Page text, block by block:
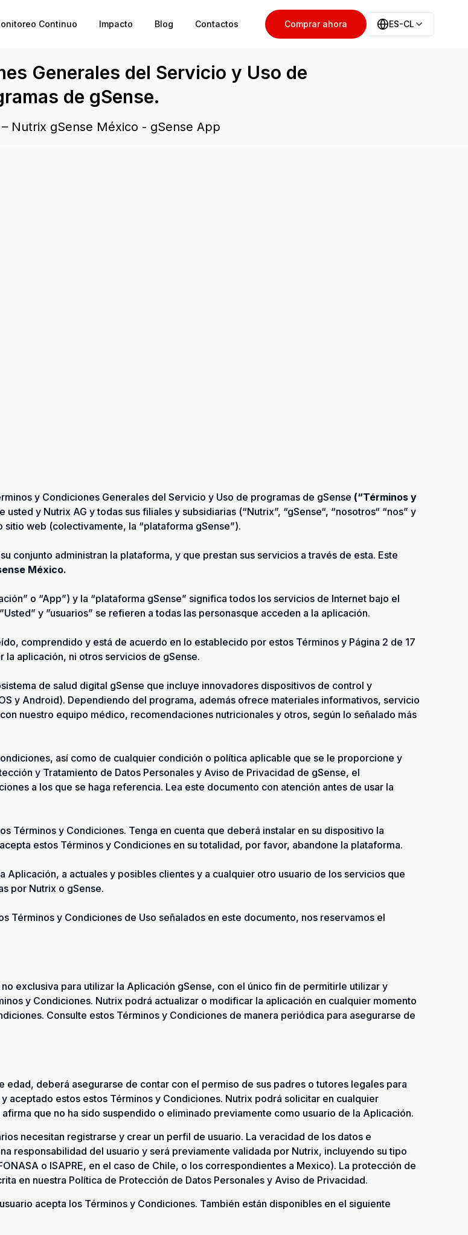
Continuo Impacto Blog Contactos Comprar ahora ES-CL
Generales del Servicio y Uso de
de gSense.
Nutrix gSense México - gSense App
y Condiciones Generales del Servicio y Uso de programas de gSense (“Términos y
y Nutrix AG y todas sus filiales y subsidiarias (“Nutrix”, “gSense“, “nosotros“ “nos” y
web (colectivamente, la “plataforma gSense”).
conjunto administran la plataforma, y que prestan sus servicios a través de esta. Este
México.
o “App”) y la “plataforma gSense” significa todos los servicios de Internet bajo el
y ”usuarios” se refieren a todas las personasque acceden a la aplicación.
comprendido y está de acuerdo en lo establecido por estos Términos y Página 2 de 17
la aplicación, ni otros servicios de gSense.
de salud digital gSense que incluye innovadores dispositivos de control y
y Android). Dependiendo del programa, además ofrece materiales informativos, servicio
nuestro equipo médico, recomendaciones nutricionales y otros, según lo señalado más
así como de cualquier condición o política aplicable que se le proporcione y
y Tratamiento de Datos Personales y Aviso de Privacidad de gSense, el
a los que se haga referencia. Lea este documento con atención antes de usar la
Términos y Condiciones. Tenga en cuenta que deberá instalar en su dispositivo la
estos Términos y Condiciones en su totalidad, por favor, abandone la plataforma.
Aplicación, a actuales y posibles clientes y a cualquier otro usuario de los servicios que
por Nutrix o gSense.
Términos y Condiciones de Uso señalados en este documento, nos reservamos el
exclusiva para utilizar la Aplicación gSense, con el único fin de permitirle utilizar y
y Condiciones. Nutrix podrá actualizar o modificar la aplicación en cualquier momento
Consulte estos Términos y Condiciones de manera periódica para asegurarse de
edad, deberá asegurarse de contar con el permiso de sus padres o tutores legales para
aceptado estos estos Términos y Condiciones. Nutrix podrá solicitar en cualquier
que no ha sido suspendido o eliminado previamente como usuario de la Aplicación.
necesitan registrarse y crear un perfil de usuario. La veracidad de los datos e
responsabilidad del usuario y será previamente validada por Nutrix, incluyendo su tipo
o ISAPRE, en el caso de Chile, o los correspondientes a Mexico). La protección de
en nuestra Política de Protección de Datos Personales y Aviso de Privacidad.
acepta los Términos y Condiciones. También están disponibles en el siguiente